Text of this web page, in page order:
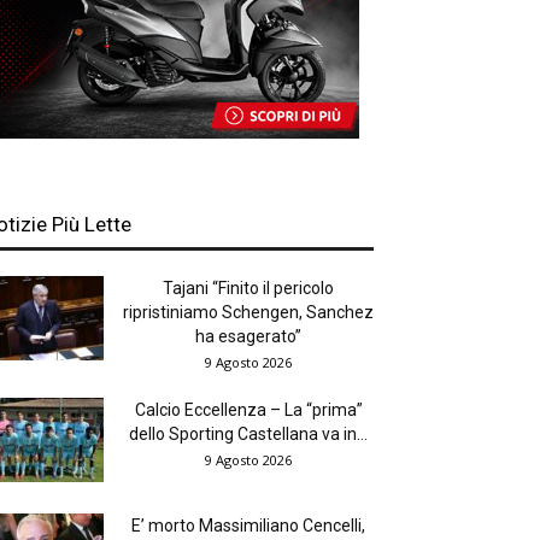
Più Lette
Tajani “Finito il pericolo
ripristiniamo Schengen, Sanchez
ha esagerato”
9 Agosto 2026
Calcio Eccellenza – La “prima”
dello Sporting Castellana va in...
9 Agosto 2026
E’ morto Massimiliano Cencelli,